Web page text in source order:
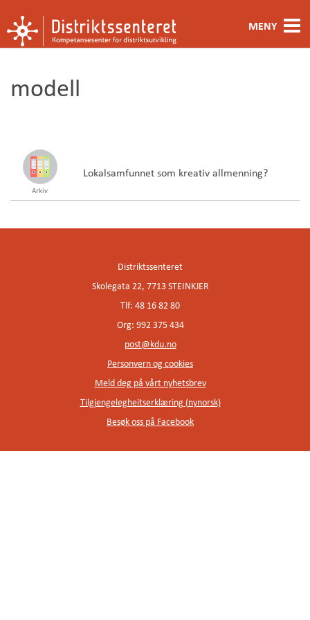
MENY
Kontakt oss
Om oss
modell
Arkiv
Lokalsamfunnet som kreativ allmenning?
Distriktssenteret
Skolegata 22, 7713 STEINKJER
Tlf: 48 16 82 80
Org: 992 375 434
post@kdu.no
Personvern og cookies
Meld deg på vårt nyhetsbrev
Tilgjengelegheitserklæring (nynorsk)
Besøk oss på Facebook